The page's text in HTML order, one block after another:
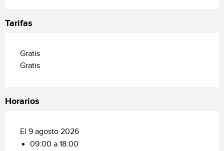
Tarifas
Gratis
Gratis
Horarios
El 9 agosto 2026
09:00 a 18:00